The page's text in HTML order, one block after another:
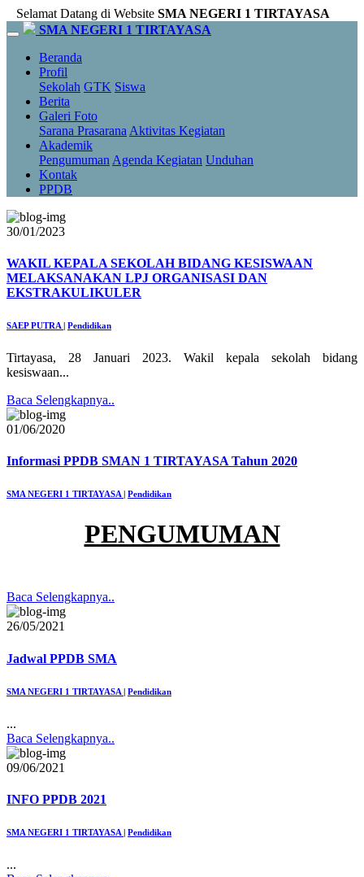
Selamat Datang di Website SMA NEGERI 1 TIRTAYASA
SMA NEGERI 1 TIRTAYASA
Beranda
Profil
Sekolah GTK Siswa
Berita
Galeri Foto
Sarana Prasarana Aktivitas Kegiatan
Akademik
Pengumuman Agenda Kegiatan Unduhan
Kontak
PPDB
30/01/2023
WAKIL KEPALA SEKOLAH BIDANG KESISWAAN
MELAKSANAKAN LPJ ORGANISASI DAN
EKSTRAKULIKULER
SAEP PUTRA Pendidikan
Tirtayasa, 28 Januari 2023. Wakil kepala sekolah bidang
kesiswaan...
Baca Selengkapnya..
01/06/2020
Informasi PPDB SMAN 1 TIRTAYASA Tahun 2020
SMA NEGERI 1 TIRTAYASA Pendidikan
PENGUMUMAN
Baca Selengkapnya..
26/05/2021
Jadwal PPDB SMA
SMA NEGERI 1 TIRTAYASA | Pendidikan
...
Baca Selengkapnya..
09/06/2021
INFO PPDB 2021
SMA NEGERI 1 TIRTAYASA | Pendidikan
...